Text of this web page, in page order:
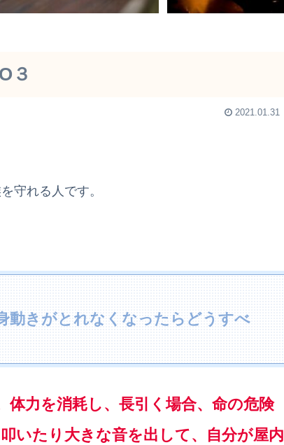
３
2021.01.31
守れる人です。
動きがとれなくなったらどうすべ
力を消耗し、長引く場合、命の危険
いたり大きな音を出して、自分が屋内